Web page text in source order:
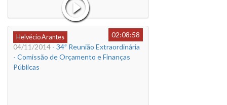
Helvécio Arantes
02:08:58
04/11/2014 - 34ª Reunião Extraordinária
- Comissão de Orçamento e Finanças
Públicas